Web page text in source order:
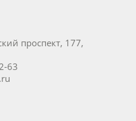
проспект, 177,
63